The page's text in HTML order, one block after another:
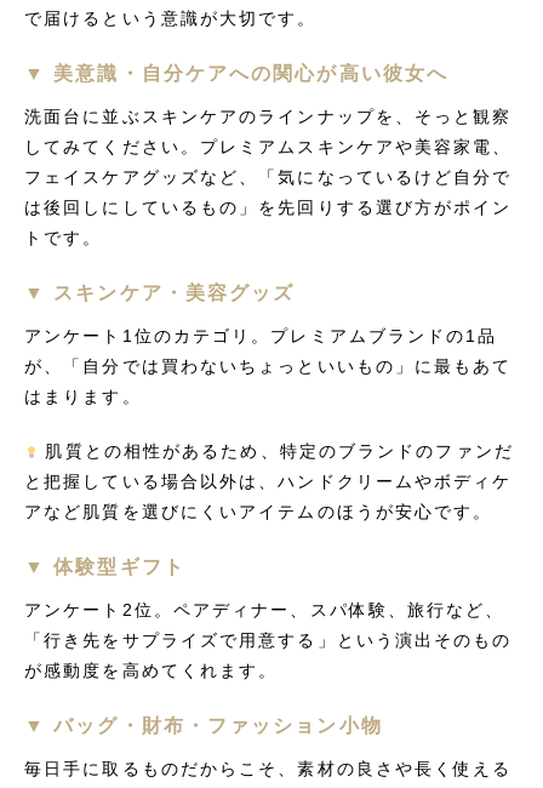
で届けるという意識が大切です。
▼ 美意識・自分ケアへの関心が高い彼女へ
洗面台に並ぶスキンケアのラインナップを、そっと観察
してみてください。プレミアムスキンケアや美容家電、
フェイスケアグッズなど、「気になっているけど自分で
は後回しにしているもの」を先回りする選び方がポイン
トです。
▼ スキンケア・美容グッズ
アンケート1位のカテゴリ。プレミアムブランドの1品
が、「自分では買わないちょっといいもの」に最もあて
はまります。
肌質との相性があるため、特定のブランドのファンだ
と把握している場合以外は、ハンドクリームやボディケ
アなど肌質を選びにくいアイテムのほうが安心です。
▼ 体験型ギフト
アンケート2位。ペアディナー、スパ体験、旅行など、
「行き先をサプライズで用意する」という演出そのもの
が感動度を高めてくれます。
▼ バッグ・財布・ファッション小物
毎日手に取るものだからこそ、素材の良さや長く使える